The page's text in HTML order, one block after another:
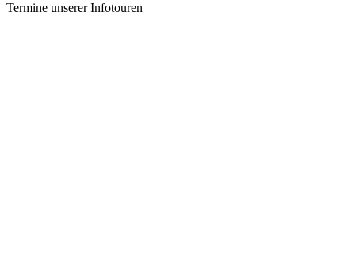
Termine unserer Infotouren